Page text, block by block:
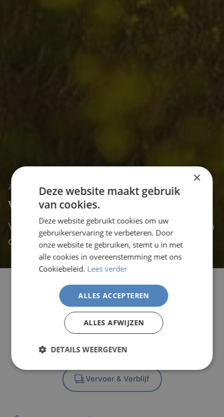
ALLES WAT JE WILT WETEN
Veelgestelde Vragen
Vind antwoorden op de meest gestelde vragen
over reizen naar de Kanaaleilanden.
Reizen & Boeken Over de Eilanden
Praktische Zaken Activiteiten
Geschiedenis & Cultuur
Vervoer & Verblijf
×
Deze website maakt gebruik
van cookies.
Deze website gebruikt cookies om uw
gebruikerservaring te verbeteren. Door
onze website te gebruiken, stemt u in met
alle cookies in overeenstemming met ons
Cookiebeleid. Lees verder
ALLES ACCEPTEREN
ALLES AFWIJZEN
DETAILS WEERGEVEN